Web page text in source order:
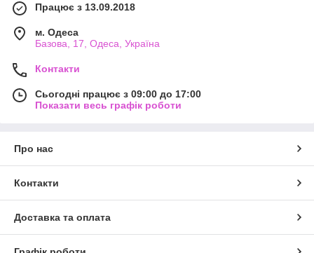
Працює з 13.09.2018
м. Одеса
Базова, 17, Одеса, Україна
Контакти
Сьогодні працює з 09:00 до 17:00
Показати весь графік роботи
Про нас
Контакти
Доставка та оплата